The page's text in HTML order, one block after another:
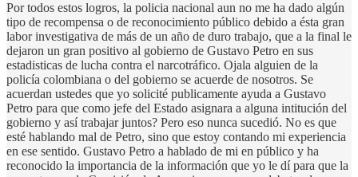
Por todos estos logros, la policia nacional aun no me ha dado algún
tipo de recompensa o de reconocimiento público debido a ésta gran
labor investigativa de más de un año de duro trabajo, que a la final le
dejaron un gran positivo al gobierno de Gustavo Petro en sus
estadisticas de lucha contra el narcotráfico. Ojala alguien de la
policía colombiana o del gobierno se acuerde de nosotros. Se
acuerdan ustedes que yo solicité publicamente ayuda a Gustavo
Petro para que como jefe del Estado asignara a alguna intitución del
gobierno y así trabajar juntos? Pero eso nunca sucedió. No es que
esté hablando mal de Petro, sino que estoy contando mi experiencia
en ese sentido. Gustavo Petro a hablado de mi en público y ha
reconocido la importancia de la información que yo le dí para que la